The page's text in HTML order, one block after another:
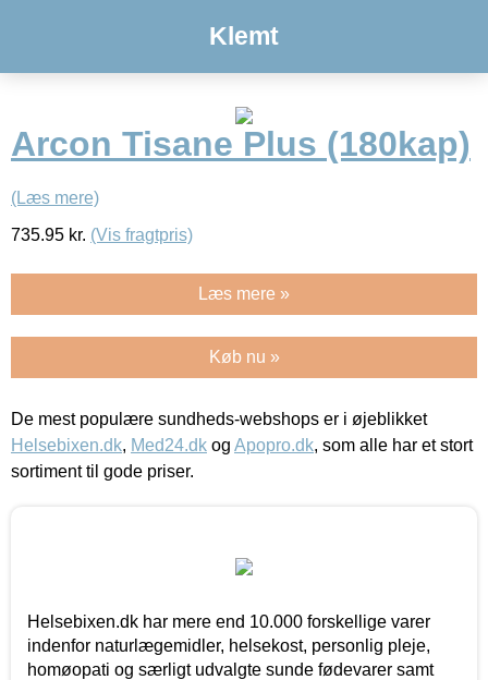
Klemt
Arcon Tisane Plus (180kap)
(Læs mere)
735.95 kr. (Vis fragtpris)
Læs mere »
Køb nu »
De mest populære sundheds-webshops er i øjeblikket
Helsebixen.dk, Med24.dk og Apopro.dk, som alle har et stort
sortiment til gode priser.
Helsebixen.dk har mere end 10.000 forskellige varer
indenfor naturlægemidler, helsekost, personlig pleje,
homøopati og særligt udvalgte sunde fødevarer samt